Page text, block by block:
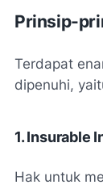
Prinsip-
Terdapat
dipenuhi,
1. Insurable
Hak untuk